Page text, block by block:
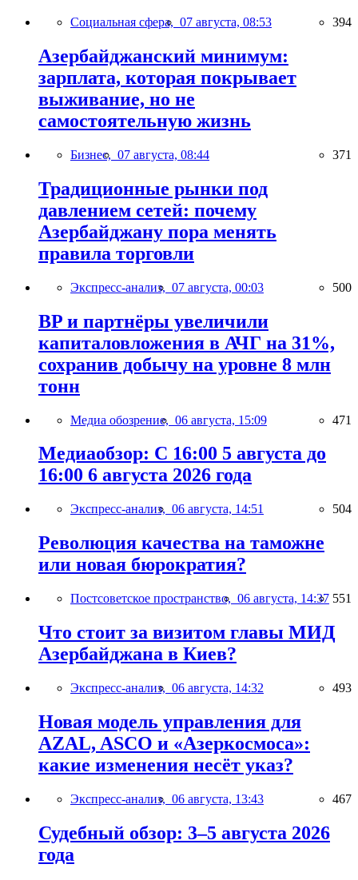
Социальная сфера, 07 августа, 08:53 394
Азербайджанский минимум:
зарплата, которая покрывает
выживание, но не
самостоятельную жизнь
Бизнес, 07 августа, 08:44 371
Традиционные рынки под
давлением сетей: почему
Азербайджану пора менять
правила торговли
Экспресс-анализ, 07 августа, 00:03 500
BP и партнёры увеличили
капиталовложения в АЧГ на 31%,
сохранив добычу на уровне 8 млн
тонн
Медиа обозрение, 06 августа, 15:09 471
Медиаобзор: С 16:00 5 августа до
16:00 6 августа 2026 года
Экспресс-анализ, 06 августа, 14:51 504
Революция качества на таможне
или новая бюрократия?
Постсоветское пространство, 06 августа, 14:37 551
Что стоит за визитом главы МИД
Азербайджана в Киев?
Экспресс-анализ, 06 августа, 14:32 493
Новая модель управления для
AZAL, ASCO и «Азеркосмоса»:
какие изменения несёт указ?
Экспресс-анализ, 06 августа, 13:43 467
Судебный обзор: 3–5 августа 2026
года